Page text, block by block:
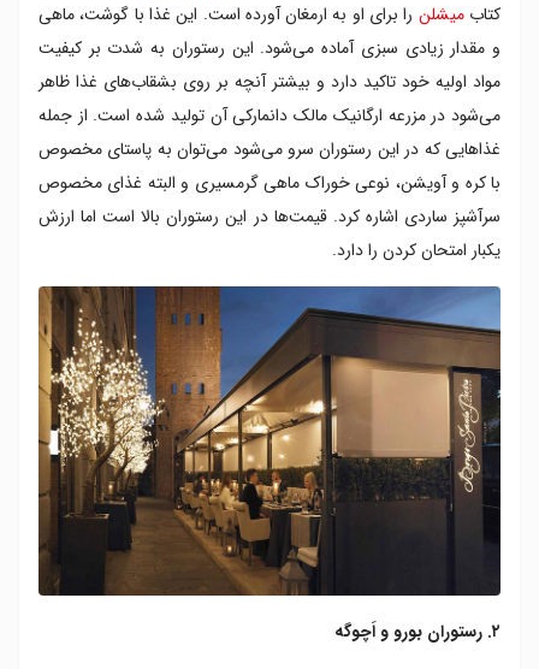
کتابمیشلن را برای او به ارمغان آورده است. این غذا با گوشت، ماهی
و مقدار زیادی سبزی آماده می‌شود. این رستوران به شدت بر کیفیت
مواد اولیه خود تاکید دارد و بیشتر آنچه بر روی بشقاب‌های غذا ظاهر
می‌شود در مزرعه ارگانیک مالک دانمارکی آن تولید شده است. از جمله
غذاهایی که در این رستوران سرو می‌شود می‌توان به پاستای مخصوص
با کره و آویشن، نوعی خوراک ماهی گرمسیری و البته غذای مخصوص
سرآشپز ساردی اشاره کرد. قیمت‌ها در این رستوران بالا است اما ارزش
یکبار امتحان کردن را دارد.
۲. رستوران بورو و اَچوگه